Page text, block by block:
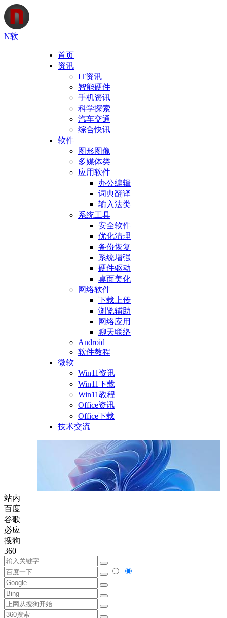
N软
首页
资讯
IT资讯
智能硬件
手机资讯
科学探索
汽车交通
综合快讯
软件
图形图像
多媒体类
应用软件
办公编辑
词典翻译
输入法类
系统工具
安全软件
优化清理
备份恢复
系统增强
硬件驱动
桌面美化
网络软件
下载上传
浏览辅助
网络应用
聊天联络
Android
软件教程
微软
Win11资讯
Win11下载
Win11教程
Office资讯
Office下载
技术交流
站内
百度
谷歌
必应
搜狗
360